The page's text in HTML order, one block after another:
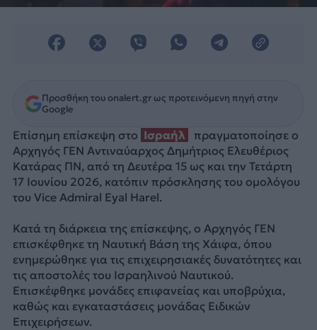
Προσθήκη του onalert.gr ως προτεινόμενη πηγή στην
Google
Επίσημη επίσκεψη στο Ισραήλ
πραγματοποίησε ο
Αρχηγός ΓΕΝ Αντιναύαρχος Δημήτριος Ελευθέριος
Κατάρας ΠΝ, από τη Δευτέρα 15 ως και την Τετάρτη
17 Ιουνίου 2026, κατόπιν πρόσκλησης του ομολόγου
του Vice Admiral Eyal Harel.
Κατά τη διάρκεια της επίσκεψης, ο Αρχηγός ΓΕΝ
επισκέφθηκε τη Ναυτική Βάση της Χάιφα, όπου
ενημερώθηκε για τις επιχειρησιακές δυνατότητες και
τις αποστολές του Ισραηλινού Ναυτικού.
Επισκέφθηκε μονάδες επιφανείας και υποβρύχια,
καθώς και εγκαταστάσεις μονάδας Ειδικών
Επιχειρήσεων.